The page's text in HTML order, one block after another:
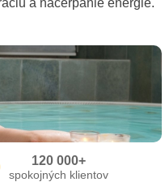
a načerpanie energie.
120 000+
spokojných klientov